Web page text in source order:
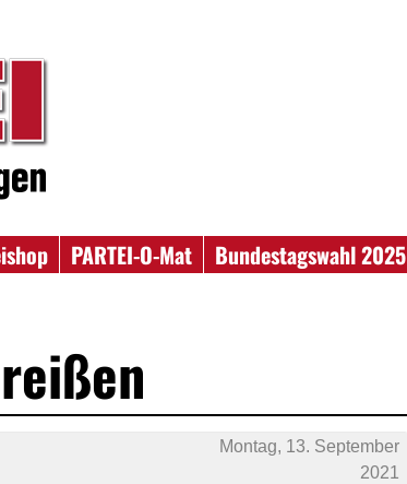
PARTEI-O-Mat
Bundestagswahl 2025
Montag, 13. September
2021